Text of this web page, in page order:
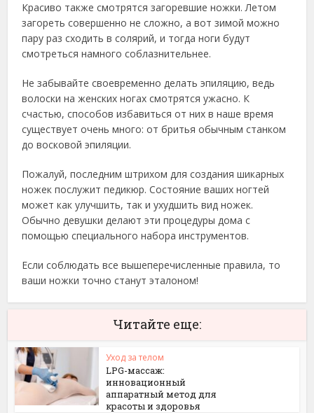
Красиво также смотрятся загоревшие ножки. Летом
загореть совершенно не сложно, а вот зимой можно
пару раз сходить в солярий, и тогда ноги будут
смотреться намного соблазнительнее.
Не забывайте своевременно делать эпиляцию, ведь
волоски на женских ногах смотрятся ужасно. К
счастью, способов избавиться от них в наше время
существует очень много: от бритья обычным станком
до восковой эпиляции.
Пожалуй, последним штрихом для создания шикарных
ножек послужит педикюр. Состояние ваших ногтей
может как улучшить, так и ухудшить вид ножек.
Обычно девушки делают эти процедуры дома с
помощью специального набора инструментов.
Если соблюдать все вышеперечисленные правила, то
ваши ножки точно станут эталоном!
Читайте еще:
Уход за телом
LPG-массаж:
инновационный
аппаратный метод для
красоты и здоровья